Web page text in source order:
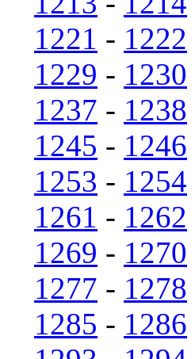
1221 - 1222
1229 - 1230
1237 - 1238
1245 - 1246
1253 - 1254
1261 - 1262
1269 - 1270
1277 - 1278
1285 - 1286